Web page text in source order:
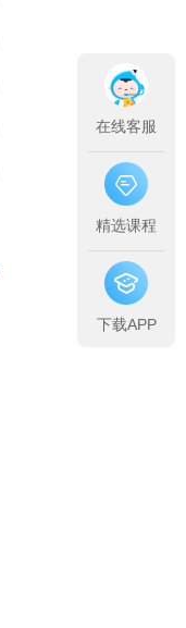
在线客服
精选课程
下载APP